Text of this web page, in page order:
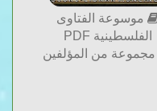
موسوعة الفتاوى
الفلسطينية PDF
من المؤلفين